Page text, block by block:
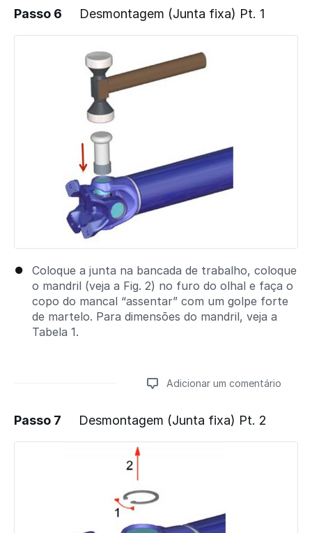
Adicionar um comentário
Passo 6 Desmontagem (Junta fixa) Pt. 1
Coloque a junta na bancada de trabalho, coloque
o mandril (veja a Fig. 2) no furo do olhal e faça o
copo do mancal “assentar” com um golpe forte
de martelo. Para dimensões do mandril, veja a
Tabela 1.
Adicionar um comentário
Adicionar um comentário
Passo 7 Desmontagem (Junta fixa) Pt. 2